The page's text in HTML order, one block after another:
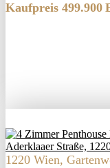
Kaufpreis 499.900
1220 Wien,